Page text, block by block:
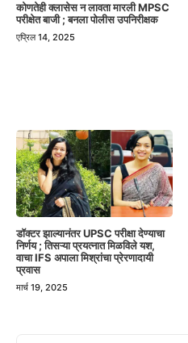
कोणतेही क्लासेस न लावता मारली MPSC
परीक्षेत बाजी ; बनला पोलीस उपनिरीक्षक
एप्रिल 14, 2025
डॉक्टर झाल्यानंतर UPSC परीक्षा देण्याचा
निर्णय ; तिसऱ्या प्रयत्नात मिळविले यश,
वाचा IFS अपाला मिश्रांचा प्रेरणादायी
प्रवास
मार्च 19, 2025